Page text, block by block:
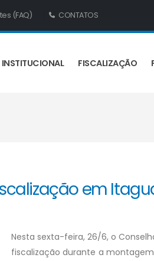
(FAQ) CONTATOS
INSTITUCIONAL FISCALIZAÇÃO
em
Nesta sexta-feira, 26/6, o
fiscalização durante a